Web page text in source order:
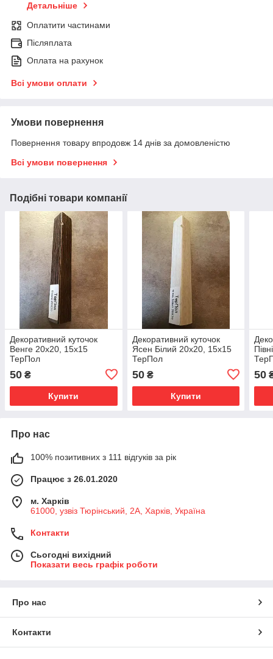
Детальніше
Оплатити частинами
Післяплата
Оплата на рахунок
Всі умови оплати
Умови повернення
Повернення товару впродовж 14 днів за домовленістю
Всі умови повернення
Подібні товари компанії
Декоративний куточок
Венге 20х20, 15х15
ТерПол
50 ₴
Купити
Декоративний куточок
Ясен Білий 20х20, 15х15
ТерПол
50₴
Купити
50
Про нас
100% позитивних з 111 відгуків за рік
Працює з 26.01.2020
м. Харків
61000, узвіз Тюрінський, 2А, Харків, Україна
Контакти
Сьогодні вихідний
Показати весь графік роботи
Про нас
Контакти